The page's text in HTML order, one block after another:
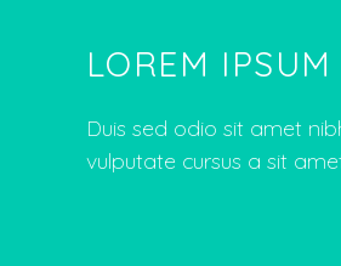
LOREM IPSUM
Duis sed odio sit amet
vulputate cursus a sit